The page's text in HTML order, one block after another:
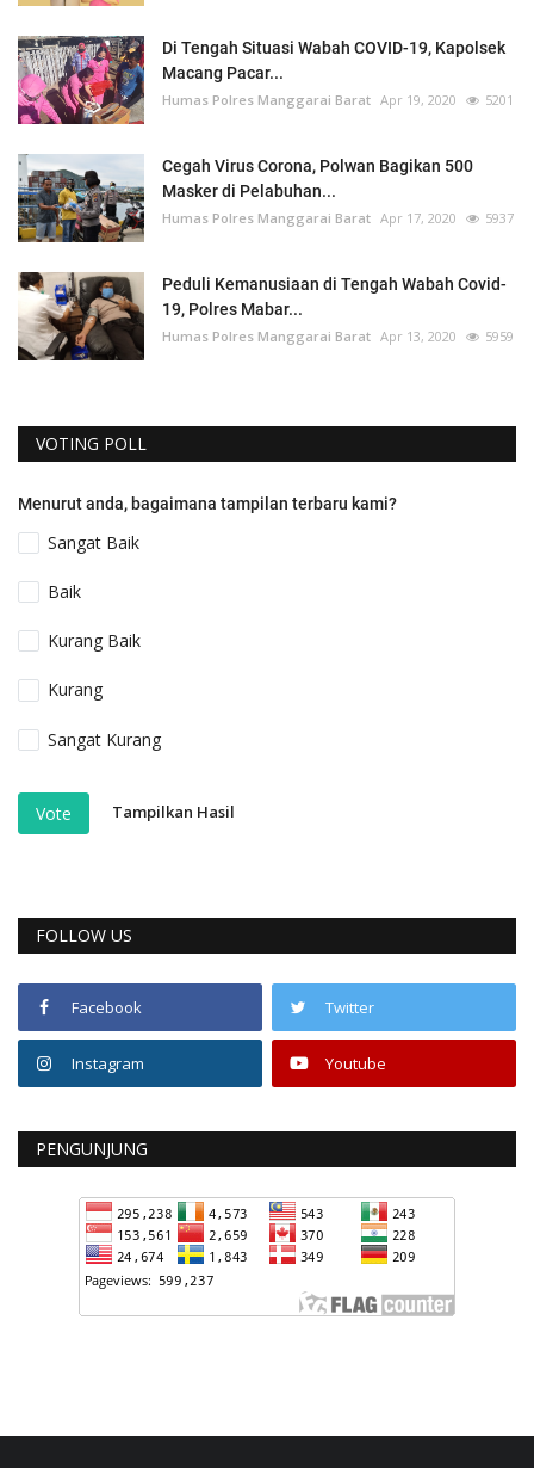
Di Tengah Situasi Wabah COVID-19, Kapolsek
Macang Pacar...
Humas Polres Manggarai Barat Apr 19, 2020 5201
Cegah Virus Corona, Polwan Bagikan 500
Masker di Pelabuhan...
Humas Polres Manggarai Barat Apr 17, 2020 5937
Peduli Kemanusiaan di Tengah Wabah Covid-
19, Polres Mabar...
Humas Polres Manggarai Barat Apr 13, 2020 5959
VOTING POLL
Menurut anda, bagaimana tampilan terbaru kami?
Sangat Baik
Baik
Kurang Baik
Kurang
Sangat Kurang
Vote Tampilkan Hasil
FOLLOW US
Facebook Twitter
Instagram Youtube
PENGUNJUNG